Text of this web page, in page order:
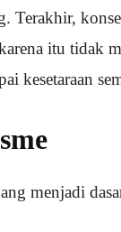
Terakhir,
itu tidak
kesetaraan
menjadi